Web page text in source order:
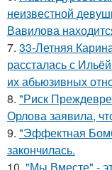
неизвестной
Вавилова
7. 33-Летняя
рассталась с
их абьюзивных
8. "Риск
Орлова заявила,
9. "Эффектная
закончилась.